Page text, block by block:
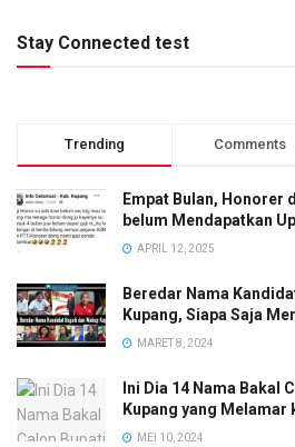
Stay Connected test
Trending Comments
Empat Bulan, Honorer
belum Mendapatkan
APRIL 12, 2025
Beredar Nama
Kupang, Siapa Saja
MARET 8, 2024
Ini Dia 14 Nama Bakal
Kupang yang Melamar
MEI 10, 2024